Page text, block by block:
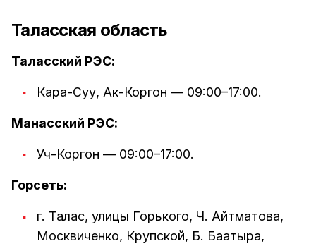
Таласская область
Таласский РЭС:
Кара-Суу, Ак-Коргон — 09:00–17:00.
Манасский РЭС:
Уч-Коргон — 09:00–17:00.
Горсеть:
г. Талас, улицы Горького, Ч. Айтматова,
Москвиченко, Крупской, Б. Баатыра,